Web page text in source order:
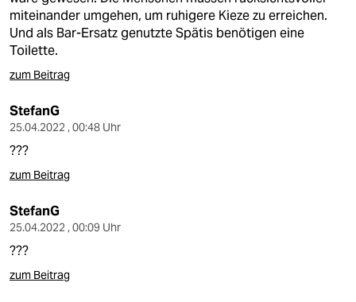
miteinander umgehen, um ruhigere Kieze zu erreichen.
Und als Bar-Ersatz genutzte Spätis benötigen eine
Toilette.
zum Beitrag
StefanG
25.04.2022 , 00:48 Uhr
???
zum Beitrag
StefanG
25.04.2022 , 00:09 Uhr
???
zum Beitrag